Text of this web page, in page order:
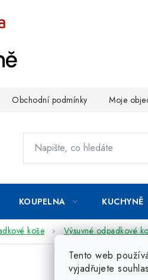
Tento web
vyjadřujete
Obchodní podmínky Moje
KOUPELNA KUCHYNĚ
koše Výsuvné odpadkové